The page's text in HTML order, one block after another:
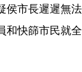
市長遲遲無
快篩市民就全